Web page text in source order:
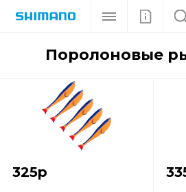
поролоновые
325р